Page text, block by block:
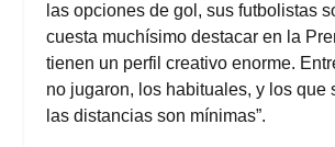
las opciones de gol, sus futbolistas
cuesta muchísimo destacar en la
tienen un perfil creativo enorme.
no jugaron, los habituales, y los que
las distancias son mínimas”.